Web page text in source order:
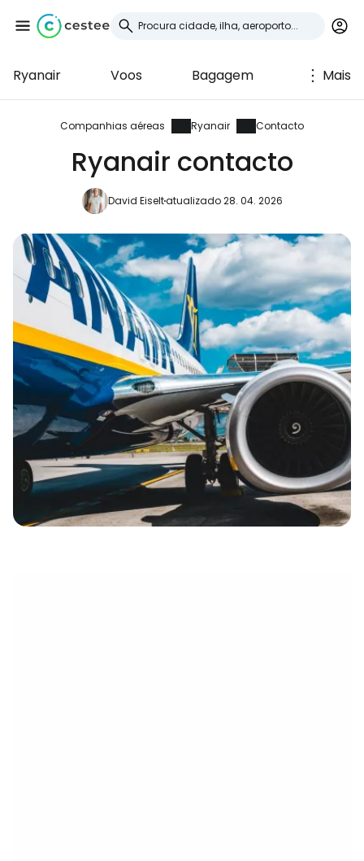
Ryanair Voos Bagagem Mais
Companhias aéreas Ryanair Contacto
Ryanair contacto
David Eiseltatualizado 28. 04. 2026
Iniciar sessão no
Cestee
... a comunidade mundial de viajantes
Continuar com o Facebook
Continuar com o correio
eletrónico